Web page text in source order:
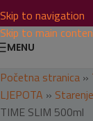
Skip to navigation
Skip to main
MENU
Početna stranica »
LJEPOTA »
TIME SLIM 500ml